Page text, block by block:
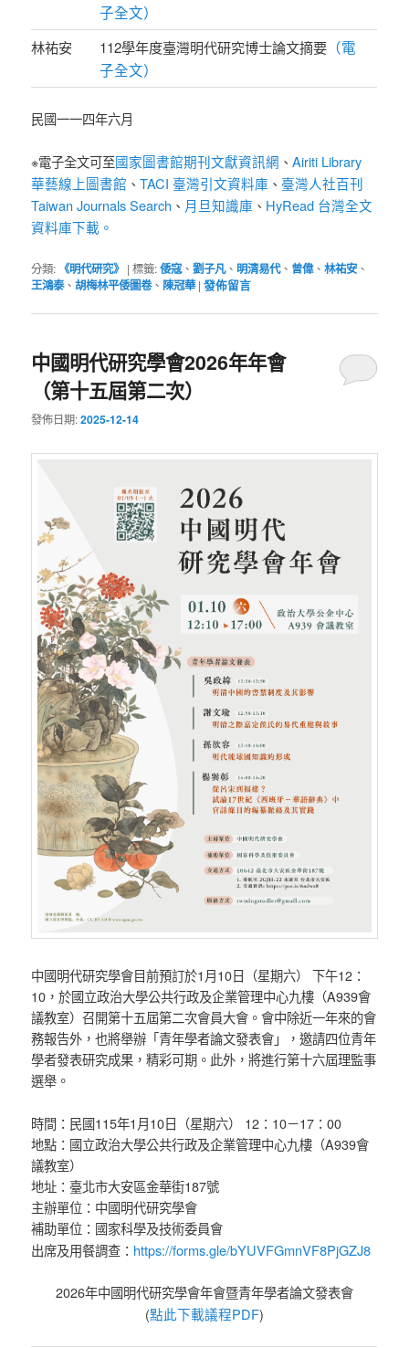
子全文）
林祐安 112學年度臺灣明代研究博士論文摘要 （電
子全文）
民國一一四年六月
※電子全文可至國家圖書館期刊文獻資訊網 、Airiti Library
華藝線上圖書館 、TACI 臺灣引文資料庫 、 臺灣人社百刊
Taiwan Journals Search 、 月旦知識庫 、 HyRead 台灣全文
資料庫下載。
分類: 《明代研究》 |標籤:倭寇、劉子凡、 明清易代、 曾偉、林祐安、
王鴻泰、胡梅林平倭圖卷、 陳冠華 |發佈留言
中國明代研究學會2026年年會
（第十五屆第二次）
發佈日期:2025-12-14
中國明代研究學會目前預訂於1月10日（星期六） 下午12：
10，於國立政治大學公共行政及企業管理中心九樓（A939會
議教室）召開第十五屆第二次會員大會。會中除近一年來的會
務報告外，也將舉辦「青年學者論文發表會」，邀請四位青年
學者發表研究成果，精彩可期。此外，將進行第十六屆理監事
選舉。
時間：民國115年1月10日（星期六） 12：10－17：00
地點：國立政治大學公共行政及企業管理中心九樓（A939會
議教室）
地址：臺北市大安區金華街187號
主辦單位：中國明代研究學會
補助單位：國家科學及技術委員會
出席及用餐調查： https://forms.gle/bYUVFGmnVF8PjGZJ8
2026年中國明代研究學會年會暨青年學者論文發表會
(點此下載議程PDF)